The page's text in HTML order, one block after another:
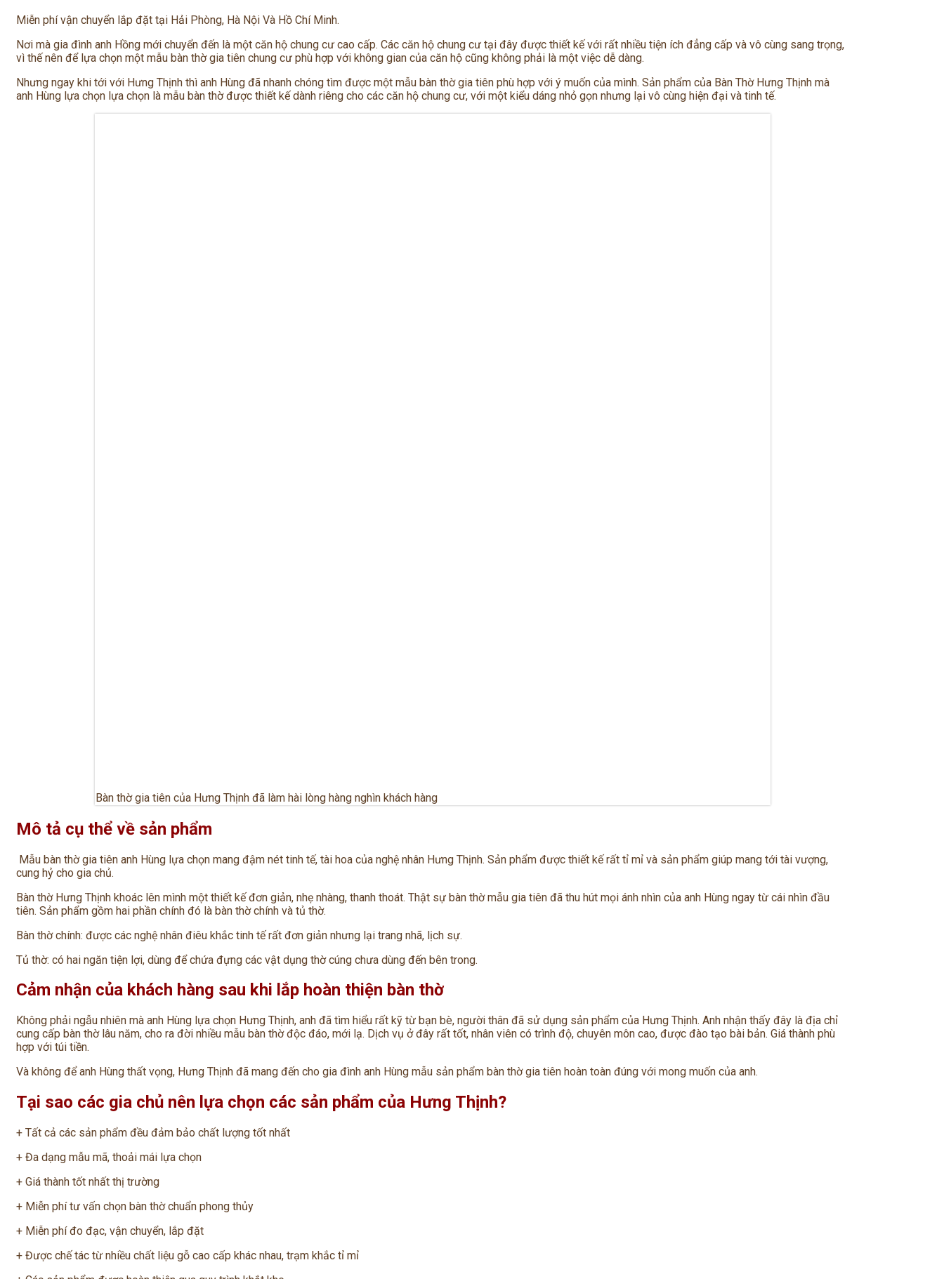
Miễn phí vận chuyển lắp đặt tại Hải Phòng, Hà Nội Và Hồ Chí Minh.
Nơi mà gia đình anh Hồng mới chuyển đến là một căn hộ chung cư cao cấp. Các căn hộ chung cư tại đây được thiết kế với rất nhiều tiện ích đẳng cấp và vô cùng sang trọng,
vì thế nên để lựa chọn một mẫu bàn thờ gia tiên chung cư phù hợp với không gian của căn hộ cũng không phải là một việc dễ dàng.
Nhưng ngay khi tới với Hưng Thịnh thì anh Hùng đã nhanh chóng tìm được một mẫu bàn thờ gia tiên phù hợp với ý muốn của mình. Sản phẩm của Bàn Thờ Hưng Thịnh mà
anh Hùng lựa chọn lựa chọn là mẫu bàn thờ được thiết kế dành riêng cho các căn hộ chung cư, với một kiểu dáng nhỏ gọn nhưng lại vô cùng hiện đại và tinh tế.
Bàn thờ gia tiên của Hưng Thịnh đã làm hài lòng hàng nghìn khách hàng
Mô tả cụ thể về sản phẩm
Mẫu bàn thờ gia tiên anh Hùng lựa chọn mang đậm nét tinh tế, tài hoa của nghệ nhân Hưng Thịnh. Sản phẩm được thiết kế rất tỉ mỉ và sản phẩm giúp mang tới tài vượng,
cung hỷ cho gia chủ.
Bàn thờ Hưng Thịnh khoác lên mình một thiết kế đơn giản, nhẹ nhàng, thanh thoát. Thật sự bàn thờ mẫu gia tiên đã thu hút mọi ánh nhìn của anh Hùng ngay từ cái nhìn đầu
tiên. Sản phẩm gồm hai phần chính đó là bàn thờ chính và tủ thờ.
Bàn thờ chính: được các nghệ nhân điêu khắc tinh tế rất đơn giản nhưng lại trang nhã, lịch sự.
Tủ thờ: có hai ngăn tiện lợi, dùng để chứa đựng các vật dụng thờ cúng chưa dùng đến bên trong.
Cảm nhận của khách hàng sau khi lắp hoàn thiện bàn thờ
Không phải ngẫu nhiên mà anh Hùng lựa chọn Hưng Thịnh, anh đã tìm hiểu rất kỹ từ bạn bè, người thân đã sử dụng sản phẩm của Hưng Thịnh. Anh nhận thấy đây là địa chỉ
cung cấp bàn thờ lâu năm, cho ra đời nhiều mẫu bàn thờ độc đáo, mới lạ. Dịch vụ ở đây rất tốt, nhân viên có trình độ, chuyên môn cao, được đào tạo bài bản. Giá thành phù
hợp với túi tiền.
Và không để anh Hùng thất vọng, Hưng Thịnh đã mang đến cho gia đình anh Hùng mẫu sản phẩm bàn thờ gia tiên hoàn toàn đúng với mong muốn của anh.
Tại sao các gia chủ nên lựa chọn các sản phẩm của Hưng Thịnh?
+ Tất cả các sản phẩm đều đảm bảo chất lượng tốt nhất ️
+ Đa dạng mẫu mã, thoải mái lựa chọn ️
+ Giá thành tốt nhất thị trường ️
+ Miễn phí tư vấn chọn bàn thờ chuẩn phong thủy ️
+ Miễn phí đo đạc, vận chuyển, lắp đặt ️
+ Được chế tác từ nhiều chất liệu gỗ cao cấp khác nhau, trạm khắc tỉ mỉ ️